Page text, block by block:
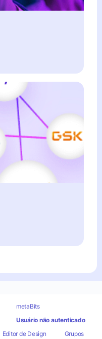
metaBits
Usuário não autenticado
Editor de Design Grupos